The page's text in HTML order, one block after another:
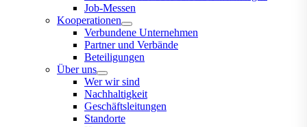
Job-Messen
Kooperationen
Verbundene Unternehmen
Partner und Verbände
Beteiligungen
Über uns
Wer wir sind
Nachhaltigkeit
Geschäftsleitungen
Standorte